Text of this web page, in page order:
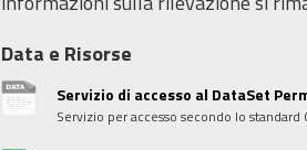
Data e Risorse
Servizio di accesso al DataSet
Servizio per accesso secondo lo standard